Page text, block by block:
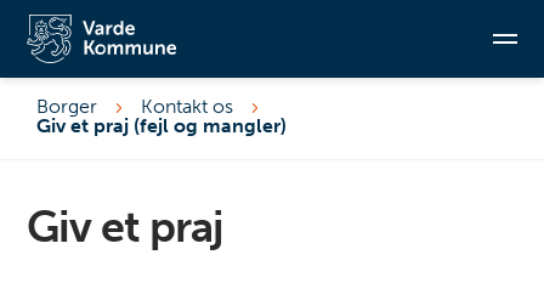
Borger
Kontakt os
Giv et praj (fejl og mangler)
Giv et praj